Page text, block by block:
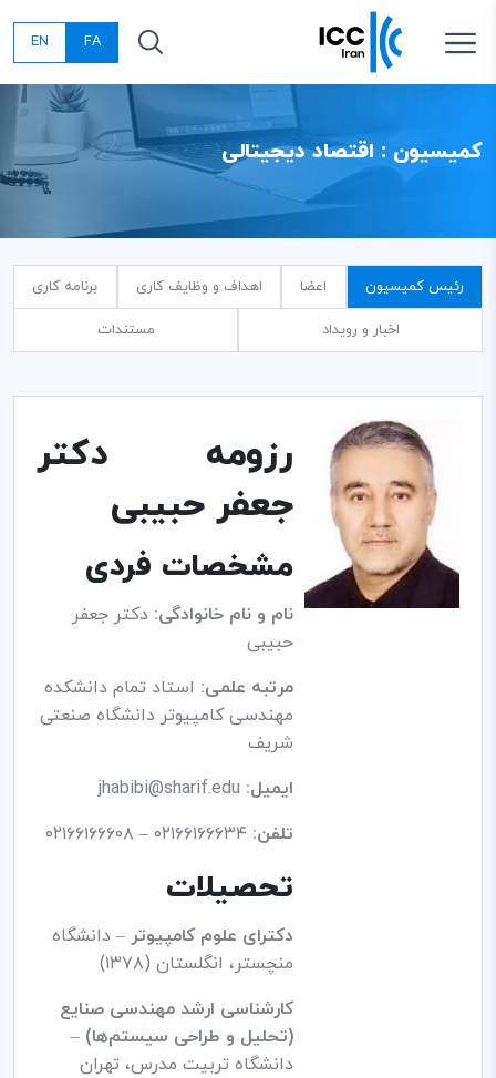
FA
EN
کمیسیون : اقتصاد دیجیتالی
رئیس کمیسیون اعضا اهداف و وظایف کاری برنامه کاری
اخبار و رویداد مستندات
رزومه دکتر
جعفر حبیبی
مشخصات فردی
نام و نام خانوادگی: دکتر جعفر
حبیبی
مرتبه علمی: استاد تمام دانشکده
مهندسی کامپیوتر دانشگاه صنعتی
شریف
ایمیل:
تلفن:
تحصیلات
دکترای علوم کامپیوتر – دانشگاه
منچستر، انگلستان (۱۳۷۸)
کارشناسی ارشد مهندسی صنایع
(تحلیل و طراحی سیستم‌ها) –
دانشگاه تربیت مدرس، تهران